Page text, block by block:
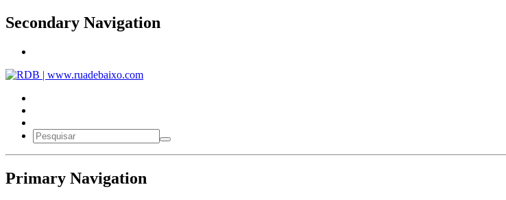
Secondary Navigation
Primary Navigation